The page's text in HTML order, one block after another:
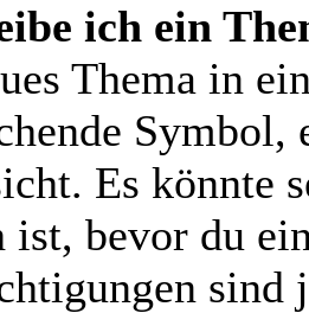
ich ein
Thema in
Es könnte
bevor du
sind